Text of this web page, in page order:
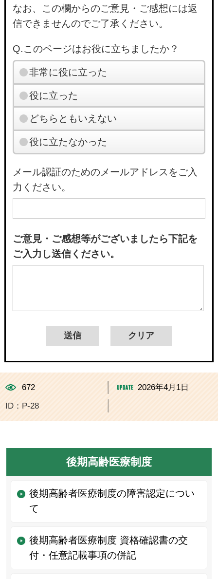
なお、この欄からのご意見・ご感想には返
信できませんのでご了承ください。
Q.このページはお役に立ちましたか？
非常に役に立った
役に立った
どちらともいえない
役に立たなかった
メール認証のためのメールアドレスをご入
力ください。
ご意見・ご感想等がございましたら下記を
ご入力し送信ください。
672 2026年4月1日
ID：P-28
後期高齢医療制度
後期高齢者医療制度の障害認定につい
て
後期高齢者医療制度 資格確認書の交
付・任意記載事項の併記